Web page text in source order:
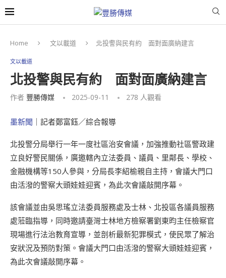
Home 文以載道 北投警與民有約 面對面廣納建言
文以載道
北投警與民有約 面對面廣納建言
作者 豐勝傳媒 2025-09-11 278 人觀看
墨新聞 ｜記者鄭富鈺／綜合報導
北投警分局舉行一年一度社區治安會議，加強推動社區警政建
立良好警民關係，廣邀轄內立法委員、議員、里鄰長、學校、
金融機構等150人參與，分局長李紹榆親自主持，會議大門口
由活潑的警察大頭娃娃迎賓，為此次會議敲開序幕。
該會議並由吳思瑤立法委員服務處及士林、北投區各議員服務
處蒞臨指導，同時邀請臺灣士林地方檢察署劉東昀主任檢察官
現場進行法治教育宣導，並剖析最新犯罪模式，使民眾了解治
安狀況及預防對策。會議大門口由活潑的警察大頭娃娃迎賓，
為此次會議敲開序幕。